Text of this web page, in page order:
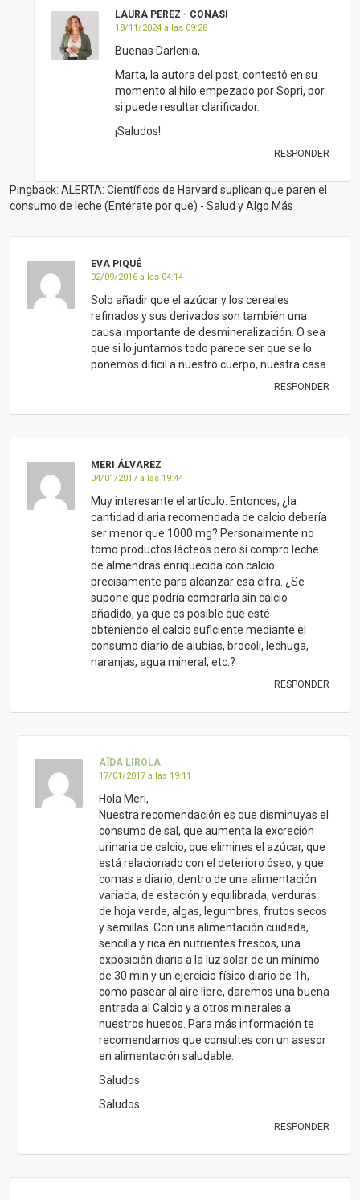
02/09/2016 a las 04:14
Solo añadir que el azúcar y los cereales
refinados y sus derivados son también una
causa importante de desmineralización. O sea
ponemos dificil a nuestro cuerpo, nuestra casa.
RESPONDER
Muy interesante el artículo. Entonces, ¿la
ser menor que 1000 mg? Personalmente no
tomo productos lácteos pero sí compro leche
de almendras enriquecida con calcio
precisamente para alcanzar esa cifra. ¿Se
supone que podría comprarla sin calcio
consumo diario de alubias, brocoli, lechuga,
AÏDA LIROLA
17/01/2017 a las 19:11
Hola Meri,
Nuestra recomendación es que disminuyas el
consumo de sal, que aumenta la excreción
urinaria de calcio, que elimines el azúcar, que
está relacionado con el deterioro óseo, y que
comas a diario, dentro de una alimentación
variada, de estación y equilibrada, verduras
de hoja verde, algas, legumbres, frutos secos
sencilla y rica en nutrientes frescos, una
como pasear al aire libre, daremos una buena
entrada al Calcio y a otros minerales a
nuestros huesos. Para más información te
recomendamos que consultes con un asesor
en alimentación saludable.
Saludos
Saludos
RESPONDER
ANA OTILIA MERCHAN
01/09/2019 a las 16:23
Excelente la investigación y son aporte valioso
para nuestra salud .Muchas gracias